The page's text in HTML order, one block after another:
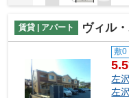
賃貸 | アパート ヴィル
敷0
5.5
左
左